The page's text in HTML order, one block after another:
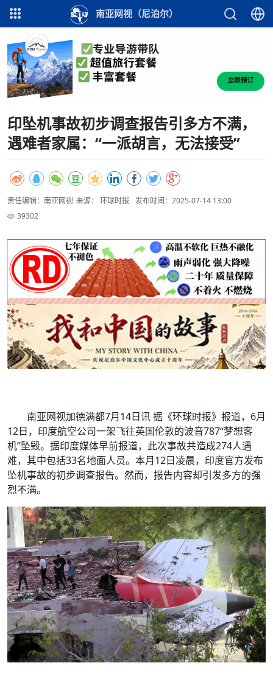
南亚网视（尼泊尔）
印坠机事故初步调查报告引多方不满，
遇难者家属：“一派胡言，无法接受”
责任编辑：南亚网视 来源： 环球时报
发布时间：2025-07-14 13:00
39302
南亚网视加德满都7月14日讯 据《环球时报》报道，6月
12日，印度航空公司一架飞往英国伦敦的波音787“梦想客
机”坠毁。据印度媒体早前报道，此次事故共造成274人遇
难，其中包括33名地面人员。本月12日凌晨，印度官方发布
坠机事故的初步调查报告。然而，报告内容却引发多方的强
烈不满。